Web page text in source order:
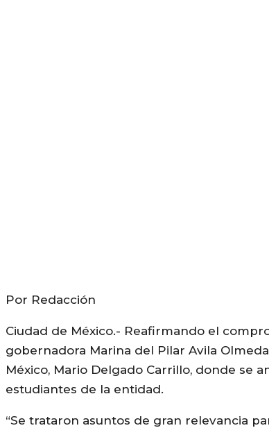
Por Redacción
Ciudad de México.- Reafirmando el
gobernadora Marina del Pilar Avila
México, Mario Delgado Carrillo, donde se
estudiantes de la entidad.
“Se trataron asuntos de gran relevancia